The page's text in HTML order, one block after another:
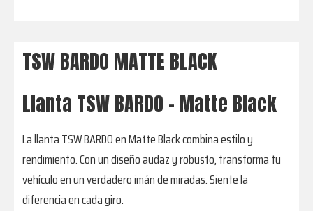
TSW BARDO MATTE BLACK
Llanta TSW BARDO - Matte Black
La llanta TSW BARDO en Matte Black combina estilo y
rendimiento. Con un diseño audaz y robusto, transforma tu
vehículo en un verdadero imán de miradas. Siente la
diferencia en cada giro.